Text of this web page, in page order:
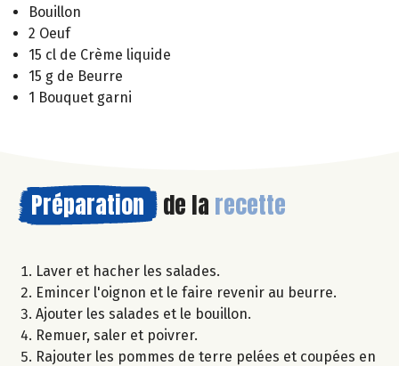
Bouillon
2 Oeuf
15 cl de Crème liquide
15 g de Beurre
1 Bouquet garni
Préparation de la recette
Laver et hacher les salades.
Emincer l'oignon et le faire revenir au beurre.
Ajouter les salades et le bouillon.
Remuer, saler et poivrer.
Rajouter les pommes de terre pelées et coupées en